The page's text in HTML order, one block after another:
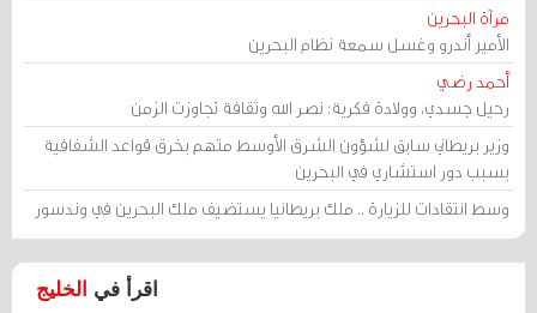
مرآة البحرين
الأمير أندرو وغسل سمعة نظام البحرين
أحمد رضي
رحيل جسدي، وولادة فكرية: نصر الله وثقافة تجاوزت الزمن
وزير بريطاني سابق لشؤون الشرق الأوسط متهم بخرق قواعد الشفافية
بسبب دور استشاري في البحرين
وسط انتقادات للزيارة .. ملك بريطانيا يستضيف ملك البحرين في وندسور
اقرأ في الخليج